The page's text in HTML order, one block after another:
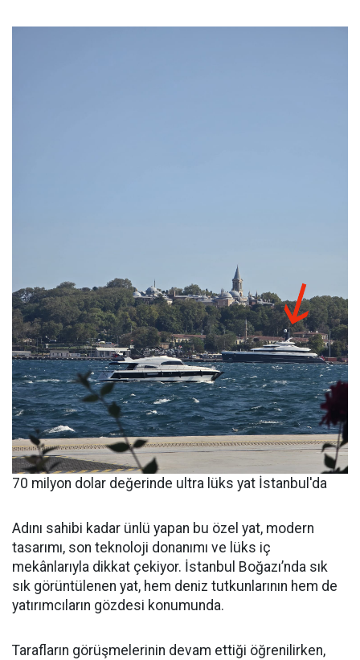
70 milyon dolar değerinde ultra lüks yat İstanbul'da
Adını sahibi kadar ünlü yapan bu özel yat, modern
tasarımı, son teknoloji donanımı ve lüks iç
mekânlarıyla dikkat çekiyor. İstanbul Boğazı’nda sık
sık görüntülenen yat, hem deniz tutkunlarının hem de
yatırımcıların gözdesi konumunda.
Tarafların görüşmelerinin devam ettiği öğrenilirken,